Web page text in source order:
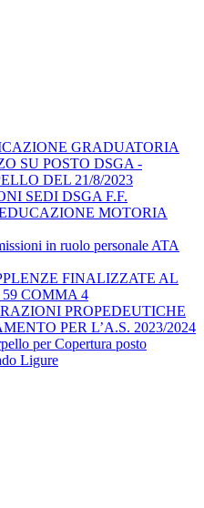
GRADUATORIA
SU POSTO DSGA -
DEL 21/8/2023
SEDI DSGA F.F.
MOTORIA
in ruolo personale ATA
FINALIZZATE AL
COMMA 4
PROPEDEUTICHE
PER L’A.S. 2023/2024
per Copertura posto
Ligure